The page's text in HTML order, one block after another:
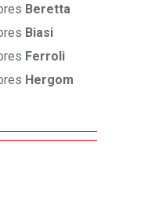
Beretta
Biasi
Ferroli
Hergom